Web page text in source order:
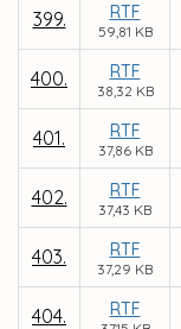
399. RTF
59,81 KB
400. RTF
38,32 KB
401. RTF
37,86 KB
402. RTF
37,43 KB
403. RTF
37,29 KB
404. RTF